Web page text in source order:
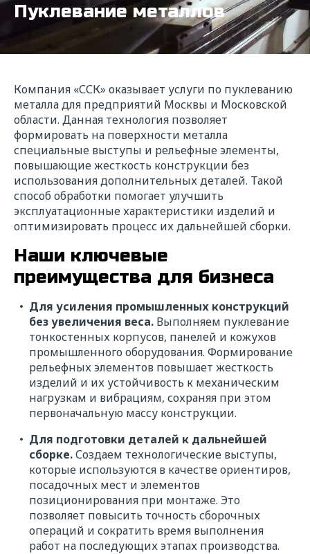
Пуклевание металлов
Компания «ССК» оказывает услуги по пуклеванию
металла для предприятий Москвы и Московской
области. Данная технология позволяет
формировать на поверхности металла
специальные выступы и рельефные элементы,
повышающие жесткость конструкции без
использования дополнительных деталей. Такой
способ обработки помогает улучшить
эксплуатационные характеристики изделий и
оптимизировать процесс их дальнейшей сборки.
Наши ключевые
преимущества для бизнеса
Для усиления промышленных конструкций
без увеличения веса. Выполняем пуклевание
тонкостенных корпусов, панелей и кожухов
промышленного оборудования. Формирование
рельефных элементов повышает жесткость
изделий и их устойчивость к механическим
нагрузкам и вибрациям, сохраняя при этом
первоначальную массу конструкции.
Для подготовки деталей к дальнейшей
сборке.Создаем технологические выступы,
которые используются в качестве ориентиров,
посадочных мест и элементов
позиционирования при монтаже. Это
позволяет повысить точность сборочных
операций и сократить время выполнения
работ на последующих этапах производства.